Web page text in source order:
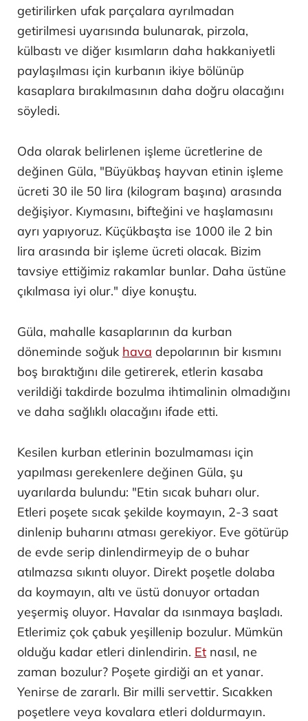
getirilirken ufak parçalara ayrılmadan
getirilmesi uyarısında bulunarak, pirzola,
külbastı ve diğer kısımların daha hakkaniyetli
paylaşılması için kurbanın ikiye bölünüp
kasaplara bırakılmasının daha doğru olacağını
söyledi.
Oda olarak belirlenen işleme ücretlerine de
değinen Güla, "Büyükbaş hayvan etinin işleme
ücreti 30 ile 50 lira (kilogram başına) arasında
değişiyor. Kıymasını, bifteğini ve haşlamasını
ayrı yapıyoruz. Küçükbaşta ise 1000 ile 2 bin
lira arasında bir işleme ücreti olacak. Bizim
tavsiye ettiğimiz rakamlar bunlar. Daha üstüne
çıkılmasa iyi olur." diye konuştu.
Güla, mahalle kasaplarının da kurban
döneminde soğuk hava depolarının bir kısmını
boş bıraktığını dile getirerek, etlerin kasaba
verildiği takdirde bozulma ihtimalinin olmadığını
ve daha sağlıklı olacağını ifade etti.
Kesilen kurban etlerinin bozulmaması için
yapılması gerekenlere değinen Güla, şu
uyarılarda bulundu: "Etin sıcak buharı olur.
Etleri poşete sıcak şekilde koymayın, 2-3 saat
dinlenip buharını atması gerekiyor. Eve götürüp
de evde serip dinlendirmeyip de o buhar
atılmazsa sıkıntı oluyor. Direkt poşetle dolaba
da koymayın, altı ve üstü donuyor ortadan
yeşermiş oluyor. Havalar da ısınmaya başladı.
Etlerimiz çok çabuk yeşillenip bozulur. Mümkün
olduğu kadar etleri dinlendirin. Et nasıl, ne
zaman bozulur? Poşete girdiği an et yanar.
Yenirse de zararlı. Bir milli servettir. Sıcakken
poşetlere veya kovalara etleri doldurmayın.